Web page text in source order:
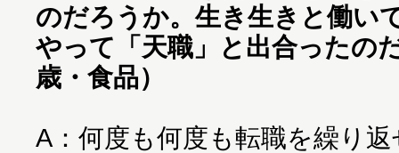
のだろうか。生き生きと働い
やって「天職」と出合ったの
歳・食品）
A：何度も何度も転職を繰り返